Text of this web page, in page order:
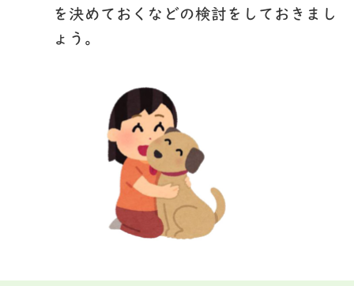
を決めておくなどの検討をしておきまし
ょう。